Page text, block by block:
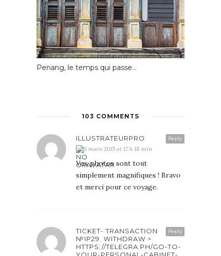
Penang, le temps qui passe…
103 COMMENTS
Reply
ILLUSTRATEURPRO
18 mars 2015 at 17 h 18 min
Vos photos sont tout
simplement magnifiques ! Bravo
et merci pour ce voyage.
Reply
TICKET- TRANSACTION
№IP29. WITHDRAW >
HTTPS://TELEGRA.PH/GO-TO-